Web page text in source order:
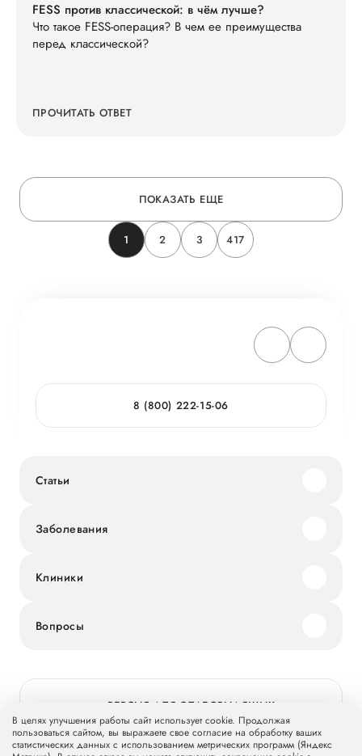
FESS против классической: в чём лучше?
Что такое FESS-операция? В чем ее преимущества
перед классической?
ПРОЧИТАТЬ ОТВЕТ
ПОКАЗАТЬ ЕЩЕ
1 2 3 417
8 (800) 222-15-06
Статьи
Заболевания
Клиники
Вопросы
ВЕРСИЯ ДЛЯ СЛАБОВИДЯЩИХ
В целях улучшения работы сайт использует cookie. Продолжая
пользоваться сайтом, вы выражаете свое согласие на обработку ваших
статистических данных с использованием метрических программ (Яндекс